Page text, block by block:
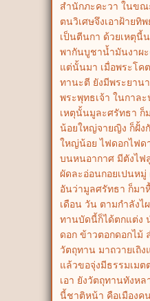
สำนักภะคะวา ในข
ตนวิเศษจึงเอาฝ้ายทิ
เป็นตีนกา ด้วยเหตุนี้
พากันบูชาน้ำมันงาผ
แต่นั้นมา เมื่อพระโค
ทานะตี ยังมีพระยาน
พระพุทธเจ้า ในกาละ
เหตุนั้นมูละศรัทธา ก็
น้อยใหญ่จายญิง ก็ฝั้ง
ใหญ่น้อย ไฟดอกไฟด
บนหนอากาศ มีตังไฟ
ผัดละอ่อนกอยเปนหมู่
อันว่ามูลศรัทธา ก็มา
เดือน วัน ตามกำลัง
ทานบัดนี้ก็ได้ตกแต่ง
ดอก ข้าวตอกดอกไม้
วัตถุทาน มาถวายเถิง
แล้วขอจุ่งมีธรรมเม
เอา ยังวัตถุทานทังห
นี้ชาติหน้า คือเมืองค